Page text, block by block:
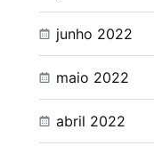
junho 2022
maio 2022
abril 2022